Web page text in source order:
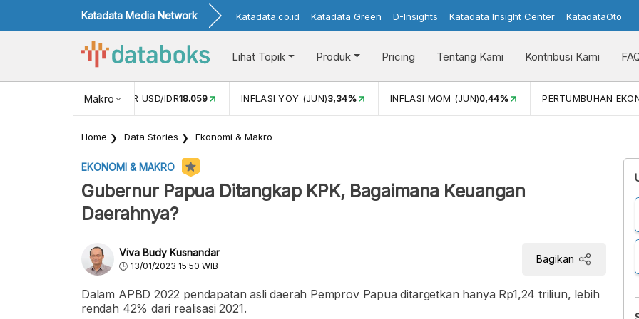
Katadata Media Network Katadata.co.id Katadata Green D-Insights Katadata Insight Center KatadataOto
Lihat Topik Produk Pricing Tentang Kami Kontribusi Kami
Makro
NILAI TUKAR USD/IDR18.059 INFLASI YOY (JUN)3,34% INFLASI MOM (JUN)0,44% PERTUMBUHAN
Home Data Stories Ekonomi & Makro
EKONOMI & MAKRO
Gubernur Papua Ditangkap KPK, Bagaimana Keuangan
Daerahnya?
Viva Budy Kusnandar
13/01/2023 15:50 WIB
Bagikan
Dalam APBD 2022 pendapatan asli daerah Pemprov Papua ditargetkan hanya Rp1,24 triliun, lebih
rendah 42% dari realisasi 2021.